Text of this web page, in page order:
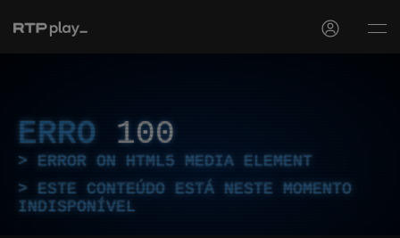
ERRO 100
ERROR ON HTML5 MEDIA ELEMENT
ESTE CONTEÚDO ESTÁ NESTE MOMENTO
INDISPONÍVEL